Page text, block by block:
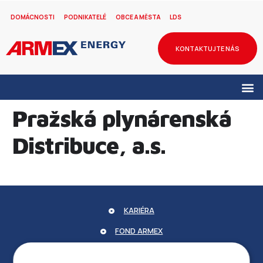
DOMÁCNOSTI PODNIKATELÉ OBCE A MĚSTA LDS
KONTAKTUJTE NÁS
Pražská plynárenská
Distribuce, a.s.
KARIÉRA
FOND ARMEX